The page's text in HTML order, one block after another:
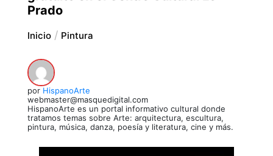
Prado
Inicio Pintura
por HispanoArte
webmaster@masquedigital.com
HispanoArte es un portal informativo cultural donde
tratamos temas sobre Arte: arquitectura, escultura,
pintura, música, danza, poesía y literatura, cine y más.